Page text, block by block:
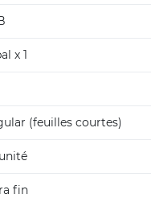
x 1
(feuilles courtes)
fin